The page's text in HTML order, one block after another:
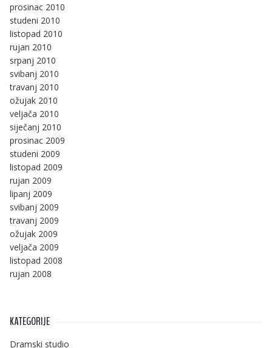
prosinac 2010
studeni 2010
listopad 2010
rujan 2010
srpanj 2010
svibanj 2010
travanj 2010
ožujak 2010
veljača 2010
siječanj 2010
prosinac 2009
studeni 2009
listopad 2009
rujan 2009
lipanj 2009
svibanj 2009
travanj 2009
ožujak 2009
veljača 2009
listopad 2008
rujan 2008
KATEGORIJE
Dramski studio